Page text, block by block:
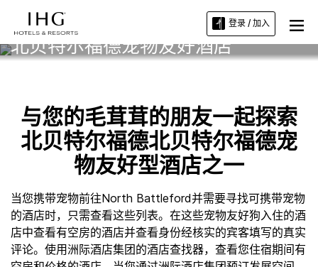
登录 / 加入
北贝特尔福德宠物友好酒店
与您的毛茸茸的朋友一起探索
北贝特尔福德北贝特尔福德宠
物友好型酒店之一
当您携带宠物前往North Battleford并需要寻找可携带宠物
的酒店时，只需查看这些列表。在这些宠物友好狗入住的酒
店中查看有空房的酒店并查看身份经核实的宾客填写的真实
评论。使用洲际酒店集团的酒店查找器，查看您住宿期间有